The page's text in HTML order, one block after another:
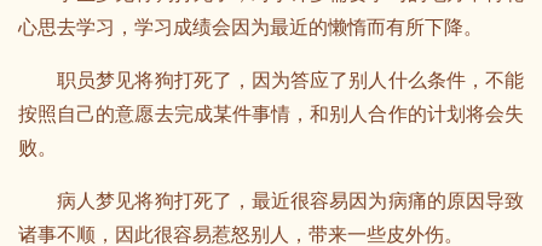
心思去学习，学习成绩会因为最近的懒惰而有所下降。
职员梦见将狗打死了，因为答应了别人什么条件，不能
按照自己的意愿去完成某件事情，和别人合作的计划将会失
败。
病人梦见将狗打死了，最近很容易因为病痛的原因导致
诸事不顺，因此很容易惹怒别人，带来一些皮外伤。